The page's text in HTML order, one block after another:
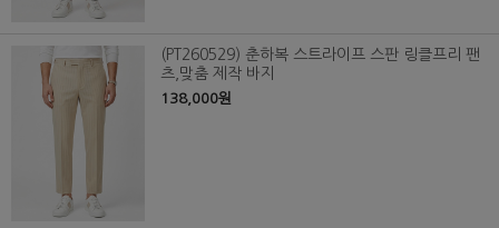
(PT260529) 춘하복 스트라이프 스판 링클프리 팬
츠,맞춤 제작 바지
138,000원